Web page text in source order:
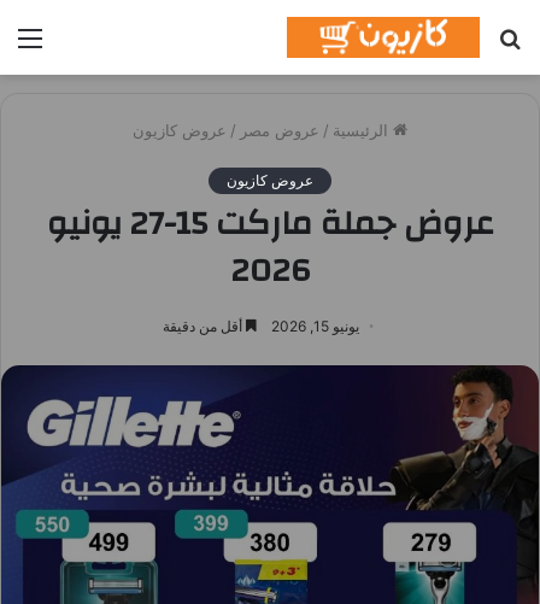
عن
الرئيسية / عروض مصر / عروض كازيون
عروض كازيون
عروض جملة ماركت 15-27 يونيو
2026
يونيو 15, 2026 أقل من دقيقة